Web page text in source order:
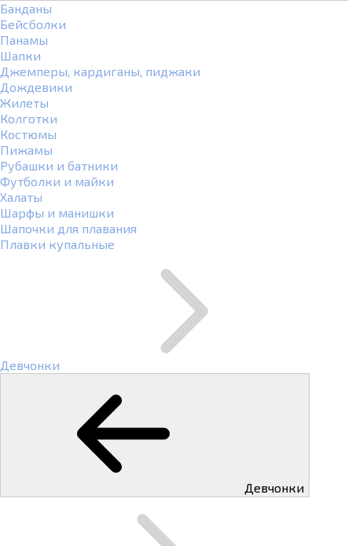
Банданы
Бейсболки
Панамы
Шапки
Джемперы, кардиганы, пиджаки
Дождевики
Жилеты
Колготки
Костюмы
Пижамы
Рубашки и батники
Футболки и майки
Халаты
Шарфы и манишки
Шапочки для плавания
Плавки купальные
Девчонки
Девчонки